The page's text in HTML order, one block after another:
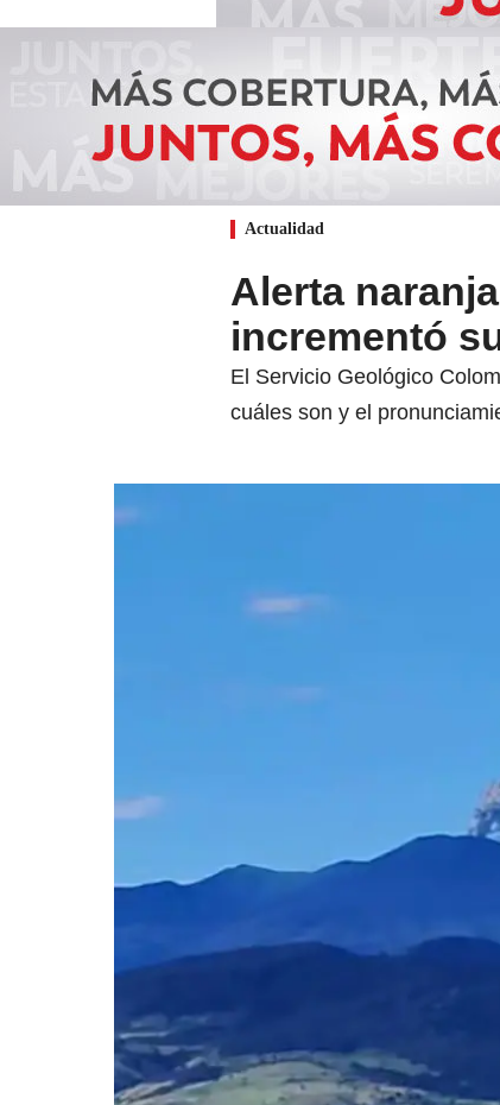
Actualidad
Alerta
incrementó
El Servicio Geológico
cuáles son y el